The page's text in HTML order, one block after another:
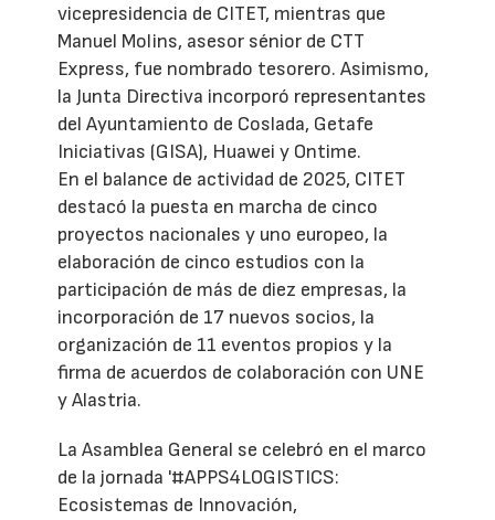
vicepresidencia de CITET, mientras que
Manuel Molins, asesor sénior de CTT
Express, fue nombrado tesorero. Asimismo,
la Junta Directiva incorporó representantes
del Ayuntamiento de Coslada, Getafe
Iniciativas (GISA), Huawei y Ontime.
En el balance de actividad de 2025, CITET
destacó la puesta en marcha de cinco
proyectos nacionales y uno europeo, la
elaboración de cinco estudios con la
participación de más de diez empresas, la
incorporación de 17 nuevos socios, la
organización de 11 eventos propios y la
firma de acuerdos de colaboración con UNE
y Alastria.
La Asamblea General se celebró en el marco
de la jornada '#APPS4LOGISTICS:
Ecosistemas de Innovación,